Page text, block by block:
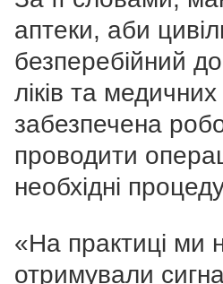
аптеки, аби
безперебійний
ліків та
забезпечена
проводити
необхідні
«На практиці ми
отримували